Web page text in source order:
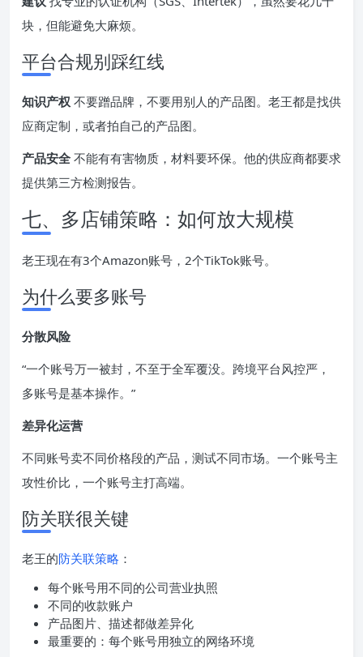
块，但能避免大麻烦。
平台合规别踩红线
知识产权 不要蹭品牌，不要用别人的产品图。老王都是找供
应商定制，或者拍自己的产品图。
产品安全 不能有有害物质，材料要环保。他的供应商都要求
提供第三方检测报告。
七、多店铺策略：如何放大规模
老王现在有3个Amazon账号，2个TikTok账号。
为什么要多账号
分散风险
“一个账号万一被封，不至于全军覆没。跨境平台风控严，
多账号是基本操作。”
差异化运营
不同账号卖不同价格段的产品，测试不同市场。一个账号主
攻性价比，一个账号主打高端。
防关联很关键
老王的防关联策略 ：
每个账号用不同的公司营业执照
不同的收款账户
产品图片、描述都做差异化
最重要的：每个账号用独立的网络环境